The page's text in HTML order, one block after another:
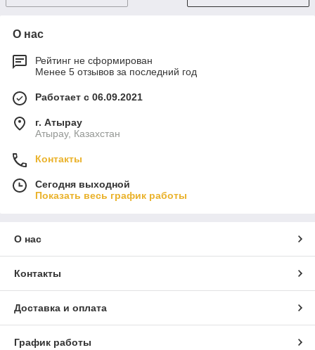
О нас
Рейтинг не сформирован
Менее 5 отзывов за последний год
Работает с 06.09.2021
г. Атырау
Атырау, Казахстан
Контакты
Сегодня выходной
Показать весь график работы
О нас
Контакты
Доставка и оплата
График работы